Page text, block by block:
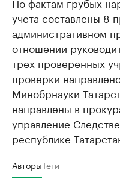
учета составлены 8
административном
отношении
трех проверенных
проверки
Минобрнауки
направлены в
управление
республике
АвторыТеги